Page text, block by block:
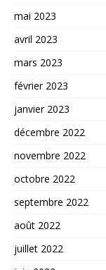
mai 2023
avril 2023
mars 2023
février 2023
janvier 2023
décembre 2022
novembre 2022
octobre 2022
septembre 2022
août 2022
juillet 2022